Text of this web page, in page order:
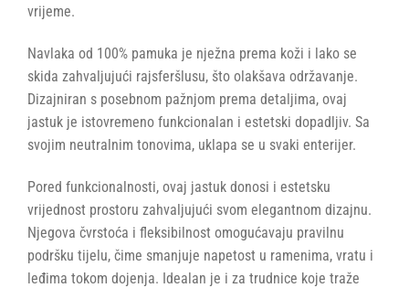
vrijeme.
Navlaka od 100% pamuka je nježna prema koži i lako se
skida zahvaljujući rajsferšlusu, što olakšava održavanje.
Dizajniran s posebnom pažnjom prema detaljima, ovaj
jastuk je istovremeno funkcionalan i estetski dopadljiv. Sa
svojim neutralnim tonovima, uklapa se u svaki enterijer.
Pored funkcionalnosti, ovaj jastuk donosi i estetsku
vrijednost prostoru zahvaljujući svom elegantnom dizajnu.
Njegova čvrstoća i fleksibilnost omogućavaju pravilnu
podršku tijelu, čime smanjuje napetost u ramenima, vratu i
leđima tokom dojenja. Idealan je i za trudnice koje traže